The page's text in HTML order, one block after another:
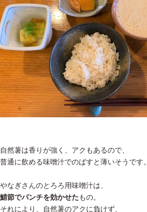
自然薯は香りが強く、アクもあるので、
普通に飲める味噌汁でのばすと薄いそうです。
やなぎさんのとろろ用味噌汁は、
鯖節でパンチを効かせたもの。
それにより、自然薯のアクに負けず、